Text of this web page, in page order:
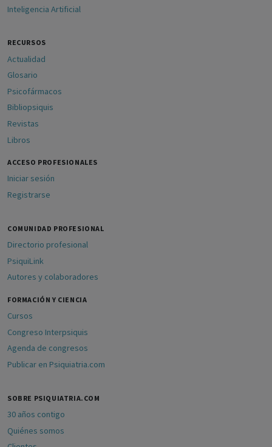
Inteligencia Artificial
RECURSOS
Actualidad
Glosario
Psicofármacos
Bibliopsiquis
Revistas
Libros
ACCESO PROFESIONALES
Iniciar sesión
Registrarse
COMUNIDAD PROFESIONAL
Directorio profesional
PsiquiLink
Autores y colaboradores
FORMACIÓN Y CIENCIA
Cursos
Congreso Interpsiquis
Agenda de congresos
Publicar en Psiquiatria.com
SOBRE PSIQUIATRIA.COM
30 años contigo
Quiénes somos